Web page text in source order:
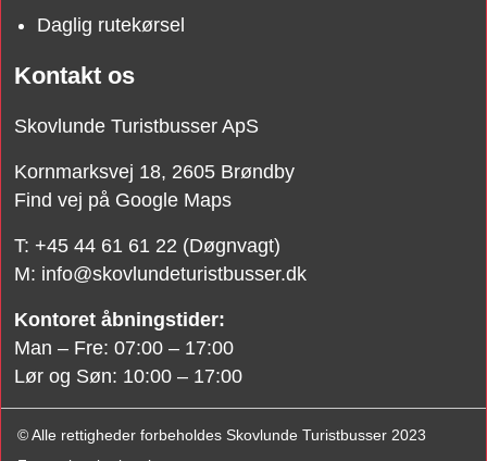
Daglig rutekørsel
Kontakt os
Skovlunde Turistbusser ApS
Kornmarksvej 18, 2605 Brøndby
Find vej på Google Maps​
​T: +45 44 61 61 22 (Døgnvagt)
M: info@skovlundeturistbusser.dk
​Kontoret åbningstider:
Man – Fre: 07:00 – 17:00
Lør og Søn: 10:00 – 17:00​​
© Alle rettigheder forbeholdes Skovlunde Turistbusser 2023